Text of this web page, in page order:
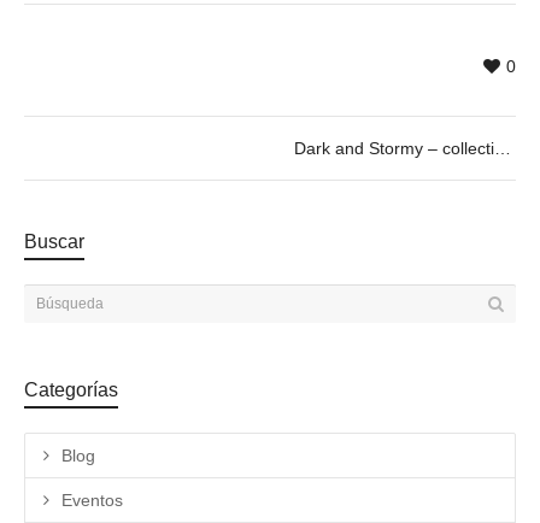
0
Buscar
Categorías
Blog
Eventos